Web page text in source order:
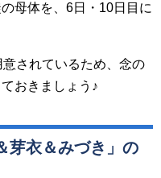
母体を、6日・10日目に
されているため、念の
おきましょう♪
芽衣＆みづき」の